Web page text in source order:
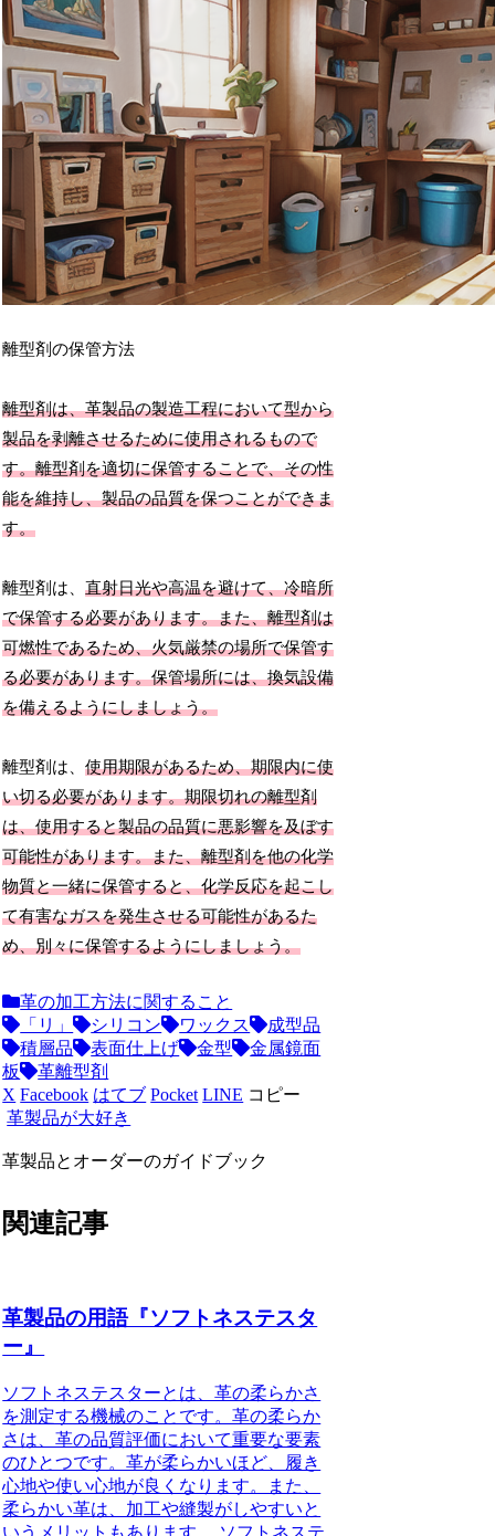
離型剤の保管方法
離型剤は、革製品の製造工程において型から
製品を剥離させるために使用されるもので
す。離型剤を適切に保管することで、その性
能を維持し、製品の品質を保つことができま
す。
離型剤は、直射日光や高温を避けて、冷暗所
で保管する必要があります。また、離型剤は
可燃性であるため、火気厳禁の場所で保管す
る必要があります。保管場所には、換気設備
を備えるようにしましょう。
離型剤は、使用期限があるため、期限内に使
い切る必要があります。期限切れの離型剤
は、使用すると製品の品質に悪影響を及ぼす
可能性があります。また、離型剤を他の化学
物質と一緒に保管すると、化学反応を起こし
て有害なガスを発生させる可能性があるた
め、別々に保管するようにしましょう。
革の加工方法に関すること
「リ」
シリコン ワックス
成型品
積層品
表面仕上げ 金型
金属鏡面
板
革離型剤
X Facebook はてブ Pocket LINE コピー
革製品が大好き
革製品とオーダーのガイドブック
関連記事
革製品の用語『ソフトネステスタ
ー』
ソフトネステスターとは、革の柔らかさ
を測定する機械のことです。革の柔らか
さは、革の品質評価において重要な要素
のひとつです。革が柔らかいほど、履き
心地や使い心地が良くなります。また、
柔らかい革は、加工や縫製がしやすいと
いうメリットもあります。 ソフトネステ